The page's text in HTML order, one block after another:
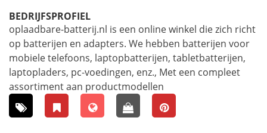
BEDRIJFSPROFIEL
oplaadbare-batterij.nl is een online winkel die zich richt
op batterijen en adapters. We hebben batterijen voor
mobiele telefoons, laptopbatterijen, tabletbatterijen,
laptopladers, pc-voedingen, enz., Met een compleet
assortiment aan productmodellen